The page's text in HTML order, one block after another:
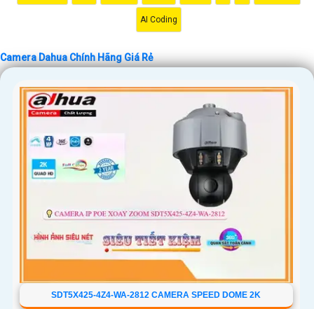
AI Coding
Camera Dahua Chính Hãng Giá Rẻ
SDT5X425-4Z4-WA-2812 CAMERA SPEED DOME 2K